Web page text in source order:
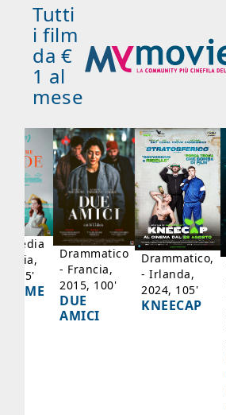
Tutti
i film
da €
1 al
mese
95'
Drammatico
- Francia,
2015, 100'
DUE
AMICI
Drammatico,
- Irlanda,
2024, 105'
KNEECAP